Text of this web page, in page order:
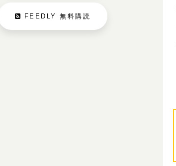
FEEDLY 無料購読